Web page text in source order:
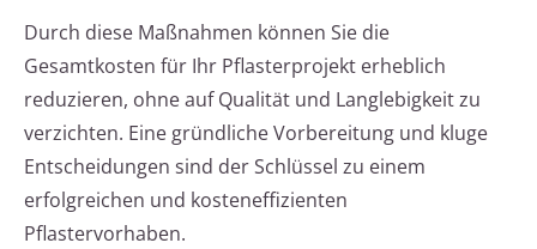
Durch diese Maßnahmen können Sie die
Gesamtkosten für Ihr Pflasterprojekt erheblich
reduzieren, ohne auf Qualität und Langlebigkeit zu
verzichten. Eine gründliche Vorbereitung und kluge
Entscheidungen sind der Schlüssel zu einem
erfolgreichen und kosteneffizienten
Pflastervorhaben.